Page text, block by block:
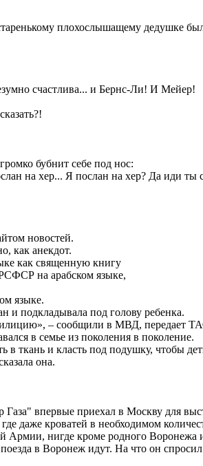
плохослышащему дедушке
счастлива... и Бернс-Ли! И Мейер!
бубнит себе под нос:
на хер... Я послан на хер? Да иди ты
новостей.
как анекдот.
как священную книгу
на арабском языке,
языке.
и подкладывала под голову ребенка.
– сообщили в МВД, передает
в семье из поколения в поколение.
в ткань и класть под подушку,
она.
впервые приехал в Москву для
даже кроватей в необходимом
Армии, нигде кроме родного
в Воронеж идут. На что он